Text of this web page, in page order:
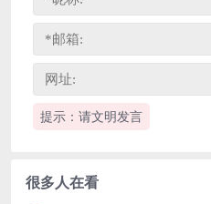
提示：请文明发言
很多人在看